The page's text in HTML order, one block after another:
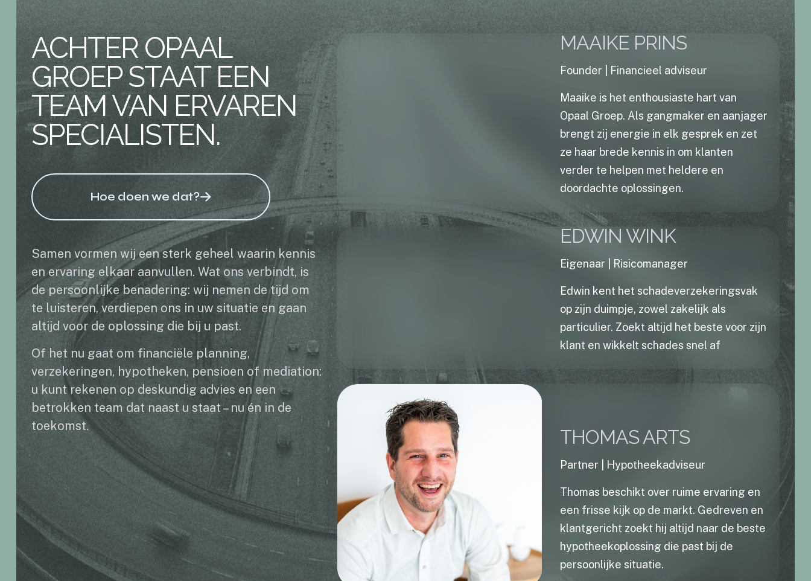
ACHTER OPAAL
GROEP STAAT EEN
TEAM VAN ERVAREN
SPECIALISTEN.
Hoe doen we dat?
Samen vormen wij een sterk geheel waarin kennis
en ervaring elkaar aanvullen. Wat ons verbindt, is
de persoonlijke benadering: wij nemen de tijd om
te luisteren, verdiepen ons in uw situatie en gaan
altijd voor de oplossing die bij u past.
Of het nu gaat om financiële planning,
verzekeringen, hypotheken, pensioen of mediation:
u kunt rekenen op deskundig advies en een
betrokken team dat naast u staat – nu én in de
toekomst.
MAAIKE PRINS
Founder | Financieel adviseur
Maaike is het enthousiaste hart van
Opaal Groep. Als gangmaker en aanjager
brengt zij energie in elk gesprek en zet
ze haar brede kennis in om klanten
verder te helpen met heldere en
doordachte oplossingen.
EDWIN WINK
Eigenaar | Risicomanager
Edwin kent het schadeverzekeringsvak
op zijn duimpje, zowel zakelijk als
particulier. Zoekt altijd het beste voor zijn
klant en wikkelt schades snel af
THOMAS ARTS
Partner | Hypotheekadviseur
Thomas beschikt over ruime ervaring en
een frisse kijk op de markt. Gedreven en
klantgericht zoekt hij altijd naar de beste
hypotheekoplossing die past bij de
persoonlijke situatie.